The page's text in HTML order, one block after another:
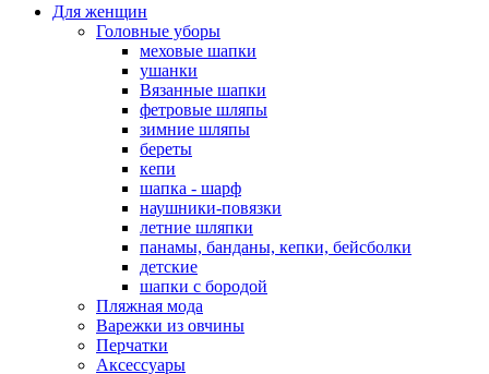
Для женщин
Головные уборы
меховые шапки
ушанки
Вязанные шапки
фетровые шляпы
зимние шляпы
береты
кепи
шапка - шарф
наушники-повязки
летние шляпки
панамы, банданы, кепки, бейсболки
детские
шапки с бородой
Пляжная мода
Варежки из овчины
Перчатки
Аксессуары